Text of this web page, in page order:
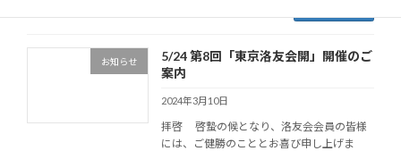
お知らせ
5/24 第8回「東京洛友会開」開催のご
案内
2024年3月10日
拝啓 啓蟄の候となり、洛友会会員の皆様
には、ご健勝のこととお喜び申し上げま